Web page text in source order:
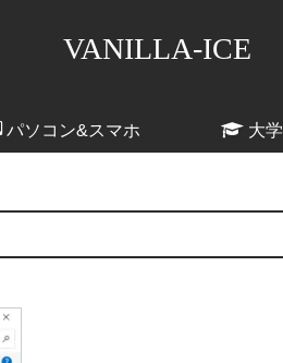
VANILLA-ICE
パソコン&スマホ 大学